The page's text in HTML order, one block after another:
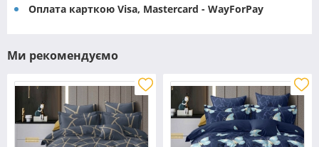
Оплата карткою Visa, Mastercard - WayForPay
Ми рекомендуємо